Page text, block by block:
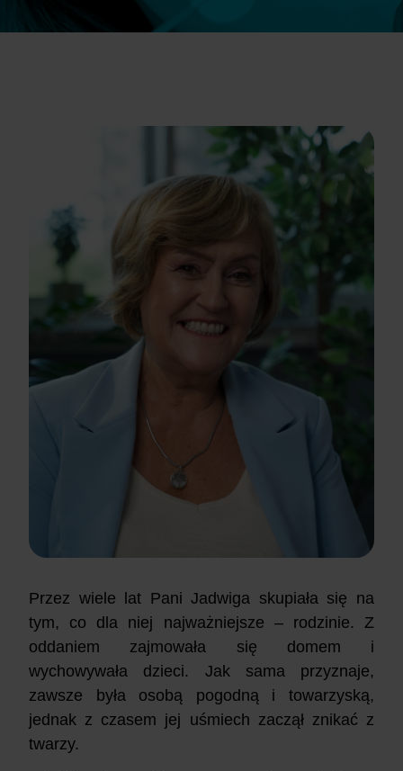
Przez wiele lat Pani Jadwiga skupiała się na
tym, co dla niej najważniejsze – rodzinie. Z
oddaniem zajmowała się domem i
wychowywała dzieci. Jak sama przyznaje,
zawsze była osobą pogodną i towarzyską,
jednak z czasem jej uśmiech zaczął znikać z
twarzy.